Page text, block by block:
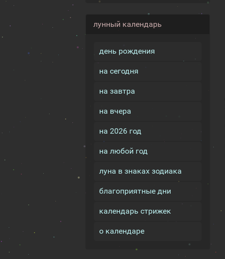
лунный календарь
день рождения
на сегодня
на завтра
на вчера
на 2026 год
на любой год
луна в знаках зодиака
благоприятные дни
календарь стрижек
о календаре